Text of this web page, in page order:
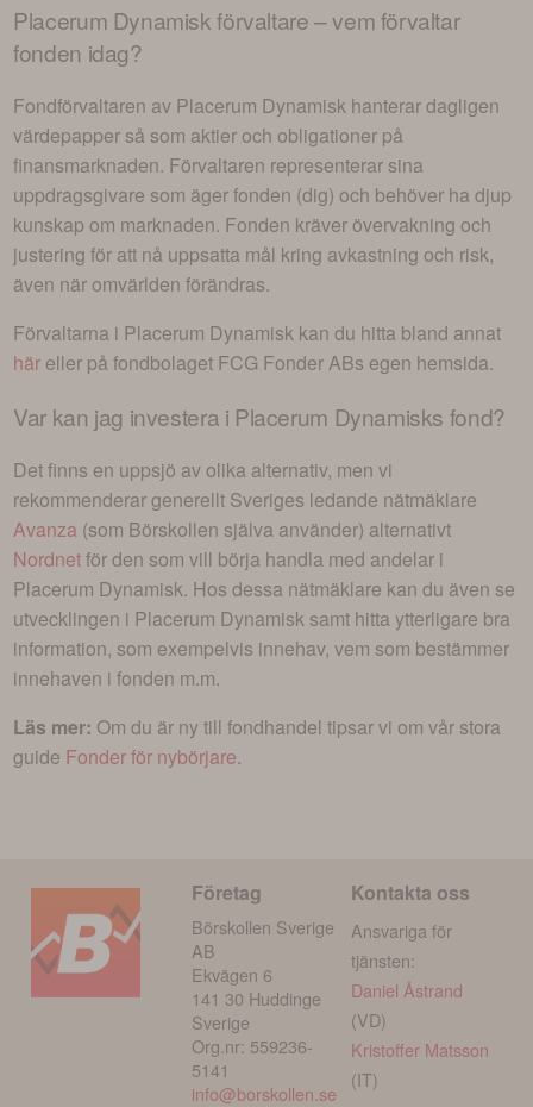
Placerum Dynamiskförvaltare – vem förvaltar
fonden idag?
Fondförvaltaren av Placerum Dynamisk hanterar dagligen
värdepapper så som aktier och obligationer på
finansmarknaden. Förvaltaren representerar sina
uppdragsgivare som äger fonden (dig) och behöver ha djup
kunskap om marknaden. Fonden kräver övervakning och
justering för att nå uppsatta mål kring avkastning och risk,
även när omvärlden förändras.
Förvaltarna i Placerum Dynamisk kan du hitta bland annat
här eller på fondbolaget FCG Fonder ABs egen hemsida.
Var kan jag investera i Placerum Dynamisks fond?
Det finns en uppsjö av olika alternativ, men vi
rekommenderar generellt Sveriges ledande nätmäklare
Avanza (som Börskollen själva använder) alternativt
Nordnetför den som vill börja handla med andelar i
Placerum Dynamisk. Hos dessa nätmäklare kan du även se
utvecklingen i Placerum Dynamisk samt hitta ytterligare bra
information, som exempelvis innehav, vem som bestämmer
innehaven i fonden m.m.
Läs mer: Om du är ny till fondhandel tipsar vi om vår stora
guide Fonder för nybörjare.
Företag
Börskollen Sverige
AB
Ekvägen 6
141 30 Huddinge
Sverige
Org.nr: 559236-
5141
info@borskollen.se
Kontakta oss
Ansvariga för
tjänsten:
Daniel Åstrand
(VD)
Kristoffer Matsson
(IT)